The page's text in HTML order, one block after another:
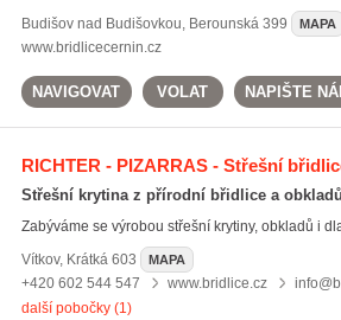
Budišov nad Budišovkou, Berounská 399 MAPA
www.bridlicecernin.cz
NAVIGOVAT VOLAT NAPIŠTE
RICHTER - PIZARRAS - Střešní
Střešní krytina z přírodní břidlice a obkladů
Zabýváme se výrobou střešní krytiny, obkladů i
Vítkov, Krátká 603 MAPA
+420 602 544 547 www.bridlice.cz
další pobočky (1)